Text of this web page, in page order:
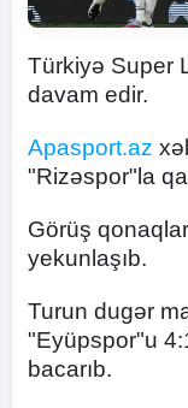
Türkiyə Super
davam edir.
Apasport.az
"Rizəspor"la
Görüş
yekunlaşıb.
Turun dugər
"Eyüpspor"u
bacarıb.